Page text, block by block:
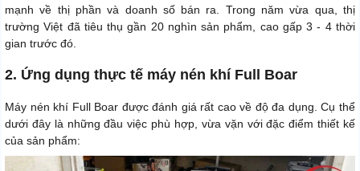
mạnh về thị phần và doanh số bán ra. Trong năm vừa qua, thị
trường Việt đã tiêu thụ gần 20 nghìn sản phẩm, cao gấp 3 - 4 thời
gian trước đó.
2. Ứng dụng thực tế máy nén khí Full Boar
Máy nén khí Full Boar được đánh giá rất cao về độ đa dụng. Cụ thể
dưới đây là những đầu việc phù hợp, vừa vặn với đặc điểm thiết kế
của sản phẩm: